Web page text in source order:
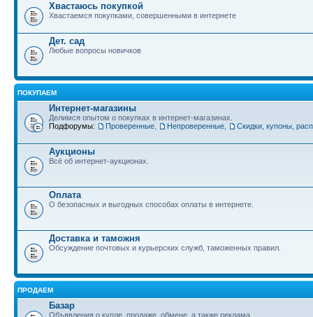
Хвастаюсь покупкой
Хвастаемся покупками, совершенными в интернете
Дет. сад
Любые вопросы новичков
ПОКУПАЕМ
Интернет-магазины
Делимся опытом о покупках в интернет-магазинах.
Подфорумы:
Проверенные Непроверенные Скидки, купоны,
Аукционы
Всё об интернет-аукционах.
Оплата
О безопасных и выгодных способах оплаты в интернете.
Доставка и таможня
Обсуждение почтовых и курьерских служб, таможенных правил.
ПРОДАЕМ
Базар
Объявления о купле, продаже, обмене, а также реклама.